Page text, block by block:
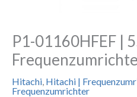
P1-01160HFEF |
Hitachi, Hitachi |
Frequenzumrichter